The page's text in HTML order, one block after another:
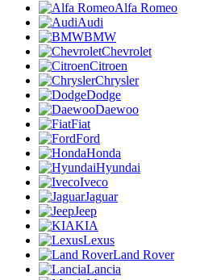
Alfa Romeo
Audi
BMW
Chevrolet
Citroen
Chrysler
Dodge
Daewoo
Fiat
Ford
Honda
Hyundai
Iveco
Jaguar
Jeep
KIA
Lexus
Land Rover
Lancia